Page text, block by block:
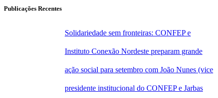
Publicações Recentes
Solidariedade sem fronteiras: CONFEP e
Instituto Conexão Nordeste preparam grande
ação social para setembro com João Nunes (vice
presidente institucional do CONFEP e Jarbas